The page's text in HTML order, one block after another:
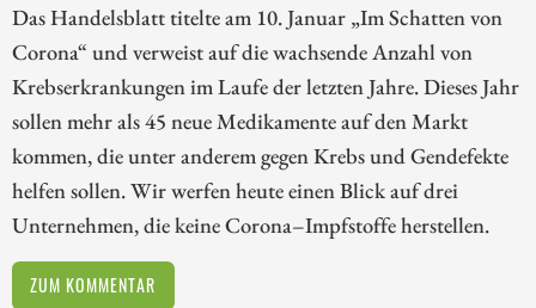
Das Handelsblatt titelte am 10. Januar „Im Schatten von
Corona“ und verweist auf die wachsende Anzahl von
Krebserkrankungen im Laufe der letzten Jahre. Dieses Jahr
sollen mehr als 45 neue Medikamente auf den Markt
kommen, die unter anderem gegen Krebs und Gendefekte
helfen sollen. Wir werfen heute einen Blick auf drei
Unternehmen, die keine Corona–Impfstoffe herstellen.
ZUM KOMMENTAR